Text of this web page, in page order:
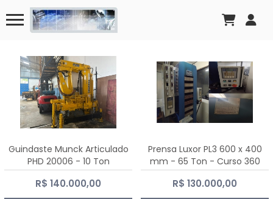
Guindaste Munck Articulado
PHD 20006 - 10 Ton
R$ 140.000,00
Prensa Luxor PL3 600 x 400
mm - 65 Ton - Curso 360
mm
R$ 130.000,00